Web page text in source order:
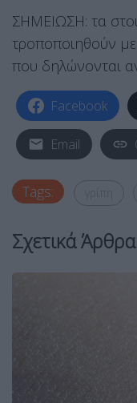
ΣΗΜΕΙΩΣΗ: τα
τροποποιηθούν
που δηλώνονται
Facebook
Email
Tags:
Σχετικά Άρθρα